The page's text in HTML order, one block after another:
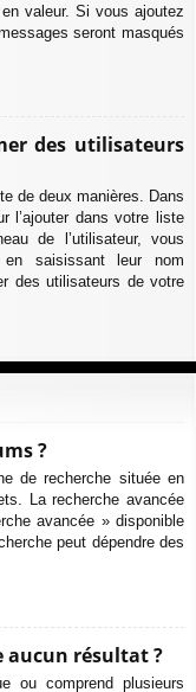
valeur. Si vous ajoutez
seront masqués
des utilisateurs
de deux manières. Dans
l’ajouter dans votre liste
de l’utilisateur, vous
en saisissant leur nom
des utilisateurs de votre
?
de recherche située en
La recherche avancée
avancée » disponible
peut dépendre des
aucun résultat ?
ou comprend plusieurs